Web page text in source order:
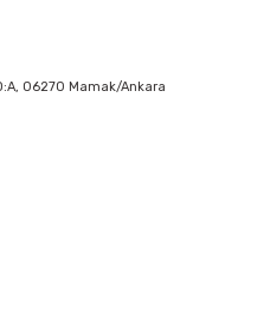
06270 Mamak/Ankara